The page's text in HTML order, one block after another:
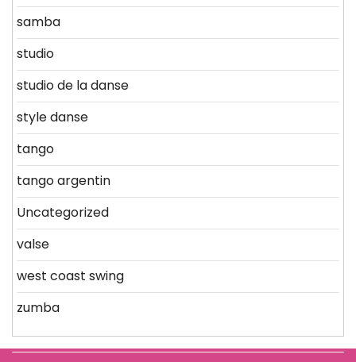
samba
studio
studio de la danse
style danse
tango
tango argentin
Uncategorized
valse
west coast swing
zumba